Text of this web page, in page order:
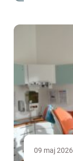
09 maj 2026